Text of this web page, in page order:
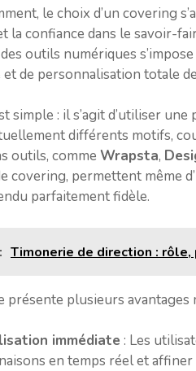
le choix d’un covering
la confiance dans le savoir-
outils numériques
de personnalisation totale
simple : il s’agit d’utiliser
différents motifs,
outils, comme Wrapsta,
covering, permettent même
parfaitement fidèle.
Timonerie de direction :
présente plusieurs avantages
immédiate : Les
en temps réel et affiner